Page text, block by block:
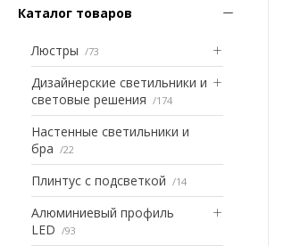
Каталог товаров
Люстры 73
Дизайнерские светильники и
световые решения
174
Настенные светильники и
бра
22
Плинтус с подсветкой 14
Алюминиевый профиль
LED
93